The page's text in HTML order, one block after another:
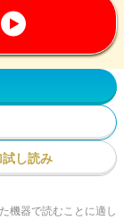
試し読み
機器で読むことに適し